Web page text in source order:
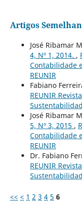
Artigos
José Ribamar
4, Nº 1, 2014. ,
Contabilidade
REUNIR
Fabiano
REUNIR
José Ribamar
5, Nº 3, 2015 ,
Contabilidade
REUNIR
Dr. Fabiano
REUNIR
<< < 1 2 3 4 5 6